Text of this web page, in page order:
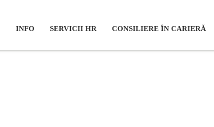
INFO SERVICII HR CONSILIERE ÎN CARIERĂ